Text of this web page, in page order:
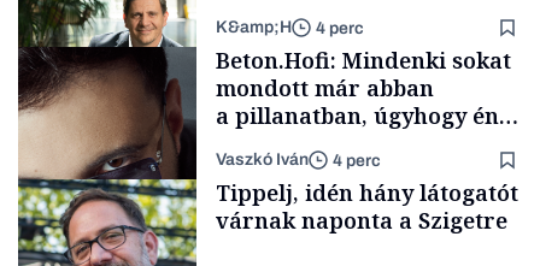
Elszámoltatás
TÁMOGATÓI
TARTALOM
K&amp;H 4 perc
Beton.Hofi: Mindenki sokat
mondott már abban
a pillanatban, úgyhogy én
a legsarkosabb
gondolataimat akartam
kimondani
Vaszkó Iván 4 perc
Tippelj, idén hány látogatót
várnak naponta a Szigetre